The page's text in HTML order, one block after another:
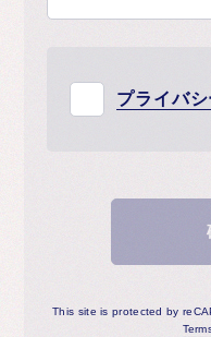
プライバ
This site is protected by